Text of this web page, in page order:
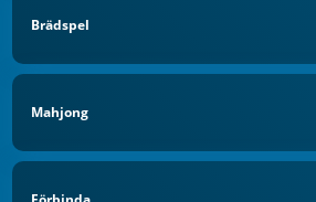
Brädspel
Mahjong